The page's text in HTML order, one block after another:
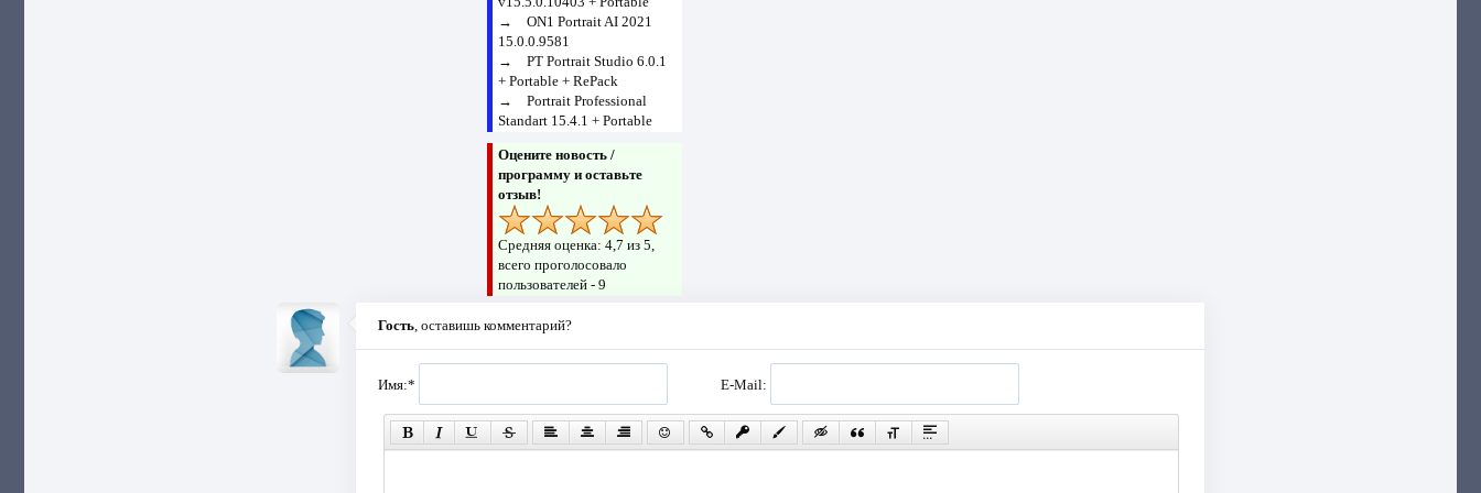
→ ON1 Portrait AI 2021
15.0.0.9581
→ PT Portrait Studio 6.0.1
+ Portable + RePack
→ Portrait Professional
Standart 15.4.1 + Portable
Оцените новость /
программу и оставьте
отзыв!
Средняя оценка: 4,7 из 5,
всего проголосовало
пользователей - 9
Гость, оставишь комментарий?
Имя:* E-Mail: